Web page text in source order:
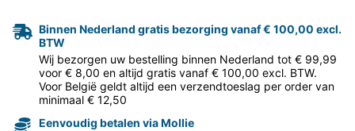
Binnen Nederland gratis bezorging vanaf € 100,00 excl.
BTW
Wij bezorgen uw bestelling binnen Nederland tot € 99,99
voor € 8,00 en altijd gratis vanaf € 100,00 excl. BTW.
Voor België geldt altijd een verzendtoeslag per order van
minimaal € 12,50
Eenvoudig betalen via Mollie